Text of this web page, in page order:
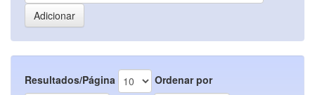
Resultados/Página
Ordenar por